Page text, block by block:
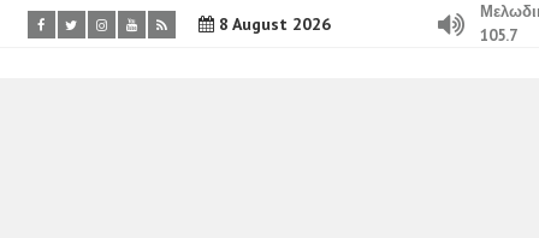
8 August 2026
105.7